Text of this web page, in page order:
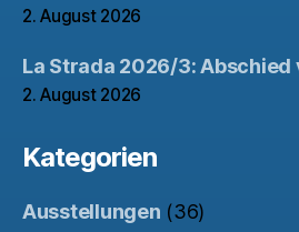
2. August 2026
La Strada 2026/3: Abschied
2. August 2026
Kategorien
Ausstellungen (36)